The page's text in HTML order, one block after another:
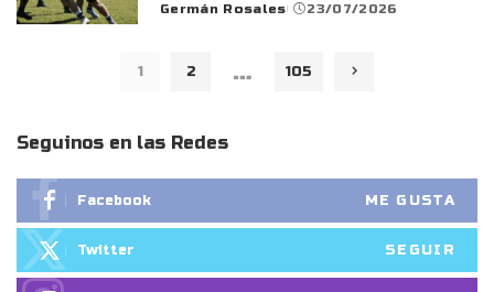
Posted
Germán Rosales 23/07/2026
1 2 … 105
Seguinos en las Redes
Facebook ME GUSTA
Twitter SEGUIR